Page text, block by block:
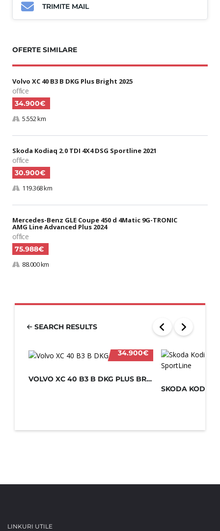
TRIMITE MAIL
OFERTE SIMILARE
Volvo XC 40 B3 B DKG Plus Bright 2025
office
34.900€
5.552 km
Skoda Kodiaq 2.0 TDI 4X4 DSG Sportline 2021
office
30.900€
119.368 km
Mercedes-Benz GLE Coupe 450 d 4Matic 9G-TRONIC
AMG Line Advanced Plus 2024
office
75.988€
88.000 km
SEARCH RESULTS
34.900€
VOLVO XC 40 B3 B DKG PLUS BRIGHT 20...
LINKURI UTILE